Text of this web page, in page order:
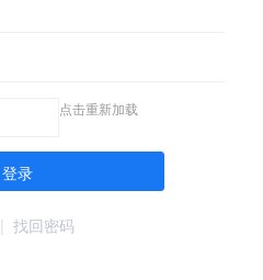
点击重新加载
登录
| 找回密码